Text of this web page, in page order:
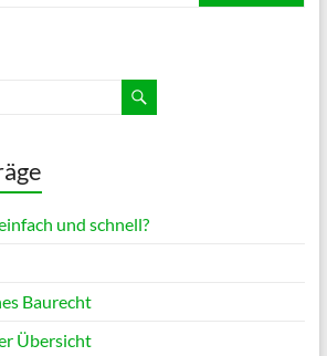
und schnell?
Baurecht
Übersicht